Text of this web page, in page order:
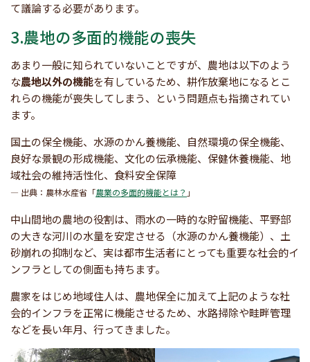
て議論する必要があります。
3.農地の多面的機能の喪失
あまり一般に知られていないことですが、農地は以下のよう
な農地以外の機能を有しているため、耕作放棄地になるとこ
れらの機能が喪失してしまう、という問題点も指摘されてい
ます。
国土の保全機能、水源のかん養機能、自然環境の保全機能、
良好な景観の形成機能、文化の伝承機能、保健休養機能、地
域社会の維持活性化、食料安全保障
— 出典：農林水産省「農業の多面的機能とは？ 」
中山間地の農地の役割は、雨水の一時的な貯留機能、平野部
の大きな河川の水量を安定させる（水源のかん養機能）、土
砂崩れの抑制など、実は都市生活者にとっても重要な社会的イ
ンフラとしての側面も持ちます。
農家をはじめ地域住人は、農地保全に加えて上記のような社
会的インフラを正常に機能させるため、水路掃除や畦畔管理
などを長い年月、行ってきました。